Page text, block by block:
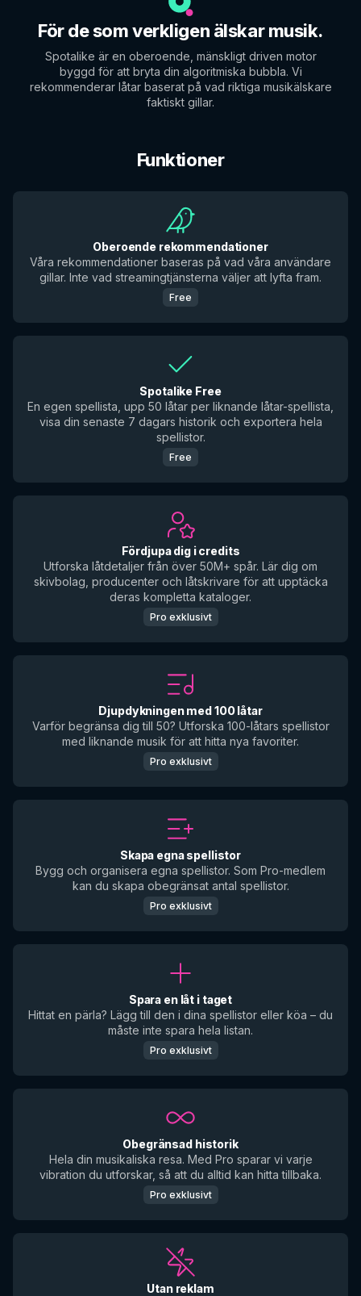
För de som verkligen älskar musik.
Spotalike är en oberoende, mänskligt driven motor
byggd för att bryta din algoritmiska bubbla. Vi
rekommenderar låtar baserat på vad riktiga musikälskare
faktiskt gillar.
Funktioner
Oberoende rekommendationer
Våra rekommendationer baseras på vad våra användare
gillar. Inte vad streamingtjänsterna väljer att lyfta fram.
Free
Spotalike Free
En egen spellista, upp 50 låtar per liknande låtar-spellista,
visa din senaste 7 dagars historik och exportera hela
spellistor.
Free
Fördjupa dig i credits
Utforska låtdetaljer från över 50M+ spår. Lär dig om
skivbolag, producenter och låtskrivare för att upptäcka
deras kompletta kataloger.
Pro exklusivt
Djupdykningen med 100 låtar
Varför begränsa dig till 50? Utforska 100-låtars spellistor
med liknande musik för att hitta nya favoriter.
Pro exklusivt
Skapa egna spellistor
Bygg och organisera egna spellistor. Som Pro-medlem
kan du skapa obegränsat antal spellistor.
Pro exklusivt
Spara en låt i taget
Hittat en pärla? Lägg till den i dina spellistor eller köa – du
måste inte spara hela listan.
Pro exklusivt
Obegränsad historik
Hela din musikaliska resa. Med Pro sparar vi varje
vibration du utforskar, så att du alltid kan hitta tillbaka.
Pro exklusivt
Utan reklam